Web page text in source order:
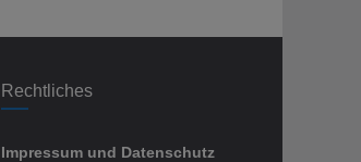
Rechtliches
Impressum und Datenschutz